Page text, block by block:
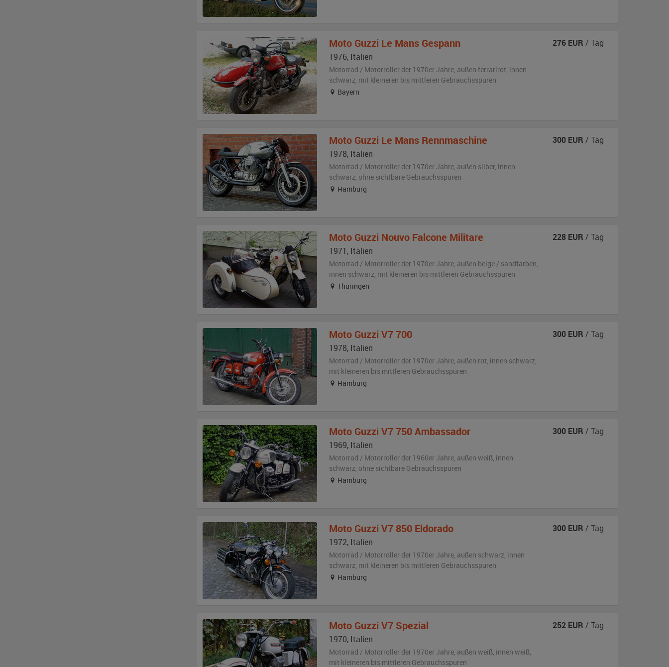
Moto Guzzi Le Mans Gespann
1976, Italien
Motorrad / Motorroller der 1970er Jahre, außen ferrarirot, innen
schwarz, mit kleineren bis mittleren Gebrauchsspuren
Bayern
276 EUR / Tag
Moto Guzzi Le Mans Rennmaschine
1978, Italien
Motorrad / Motorroller der 1970er Jahre, außen silber, innen
schwarz, ohne sichtbare Gebrauchsspuren
Hamburg
300 EUR / Tag
Moto Guzzi Nouvo Falcone Militare
1971, Italien
Motorrad / Motorroller der 1970er Jahre, außen beige / sandfarben,
innen schwarz, mit kleineren bis mittleren Gebrauchsspuren
Thüringen
228 EUR / Tag
Moto Guzzi V7 700
1978, Italien
Motorrad / Motorroller der 1970er Jahre, außen rot, innen schwarz,
mit kleineren bis mittleren Gebrauchsspuren
Hamburg
300 EUR / Tag
Moto Guzzi V7 750 Ambassador
1969, Italien
Motorrad / Motorroller der 1960er Jahre, außen weiß, innen
schwarz, ohne sichtbare Gebrauchsspuren
Hamburg
300 EUR / Tag
Moto Guzzi V7 850 Eldorado
1972, Italien
Motorrad / Motorroller der 1970er Jahre, außen schwarz, innen
schwarz, mit kleineren bis mittleren Gebrauchsspuren
Hamburg
300 EUR / Tag
Moto Guzzi V7 Spezial
1970, Italien
Motorrad / Motorroller der 1970er Jahre, außen weiß, innen weiß,
mit kleineren bis mittleren Gebrauchsspuren
252 EUR / Tag